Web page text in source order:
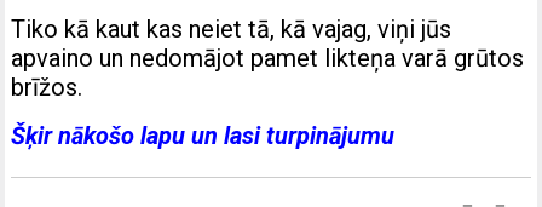
Tiko kā kaut kas neiet tā, kā vajag, viņi jūs
apvaino un nedomājot pamet likteņa varā grūtos
brīžos.
Šķir nākošo lapu un lasi turpinājumu